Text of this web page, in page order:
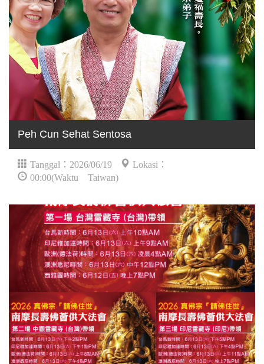
Peh Cun Sehat Sentosa
Tanggal：2026/06/19
Lokasi：
00:00(Waktu Taiwan)